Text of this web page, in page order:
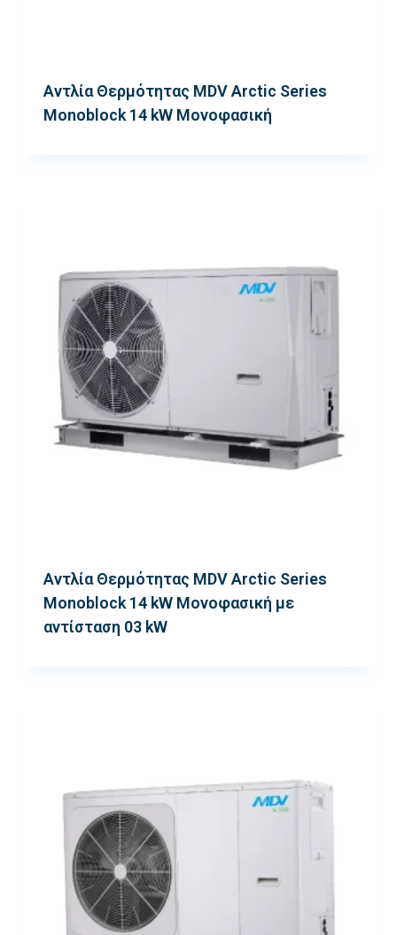
Αντλία Θερμότητας MDV Arctic Series
Monoblock 14 kW Μονοφασική
Αντλία Θερμότητας MDV Arctic Series
Monoblock 14 kW Μονοφασική με
αντίσταση 03 kW